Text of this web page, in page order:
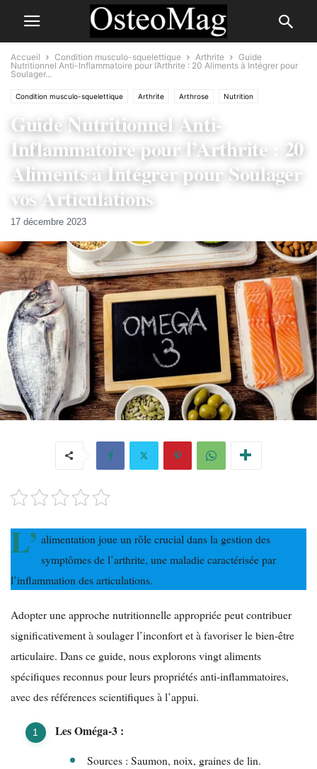
Accueil Condition musculo-squelettique Arthrite
Guide
Nutritionnel Anti-Inflammatoire pour l’Arthrite : 20 Aliments à Intégrer pour
Soulager...
Condition musculo-squelettique Arthrite Arthrose Nutrition
Guide Nutritionnel Anti-
Inflammatoire pour l’Arthrite : 20
Aliments à Intégrer pour Soulager
vos Articulations
17 décembre 2023
L’alimentation joue un rôle crucial dans la gestion des
symptômes de l’arthrite, une maladie caractérisée par
l’inflammation des articulations.
Adopter une approche nutritionnelle appropriée peut contribuer
significativement à soulager l’inconfort et à favoriser le bien-être
articulaire. Dans ce guide, nous explorons vingt aliments
spécifiques reconnus pour leurs propriétés anti-inflammatoires,
avec des références scientifiques à l’appui.
Les Oméga-3 :
Sources : Saumon, noix, graines de lin.